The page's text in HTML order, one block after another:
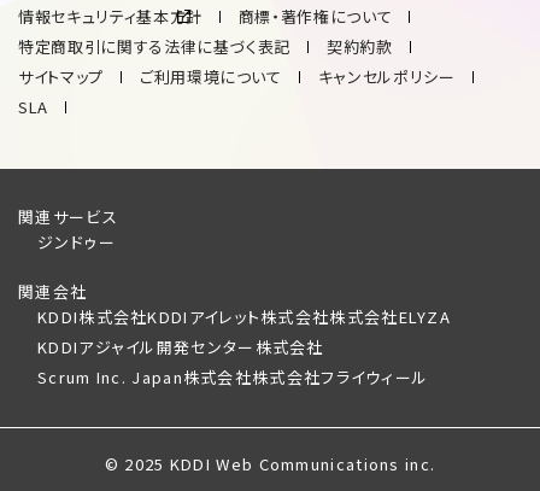
情報セキュリティ基本方針
商標・著作権について
特定商取引に関する法律に基づく表記
契約約款
サイトマップ
ご利用環境について
キャンセルポリシー
SLA
関連サービス
ジンドゥー
関連会社
KDDI株式会社KDDIアイレット株式会社株式会社ELYZA
KDDIアジャイル開発センター株式会社
Scrum Inc. Japan株式会社株式会社フライウィール
© 2025 KDDI Web Communications inc.